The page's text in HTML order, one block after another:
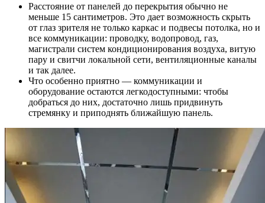
Расстояние от панелей до перекрытия обычно не
меньше 15 сантиметров. Это дает возможность скрыть
от глаз зрителя не только каркас и подвесы потолка, но и
все коммуникации: проводку, водопровод, газ,
магистрали систем кондиционирования воздуха, витую
пару и свитчи локальной сети, вентиляционные каналы
и так далее.
Что особенно приятно — коммуникации и
оборудование остаются легкодоступными: чтобы
добраться до них, достаточно лишь придвинуть
стремянку и приподнять ближайшую панель.